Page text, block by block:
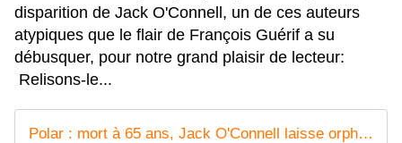
disparition de Jack O'Connell, un de ces auteurs
atypiques que le flair de François Guérif a su
débusquer, pour notre grand plaisir de lecteur:
Relisons-le...
Polar : mort à 65 ans, Jack O'Connell laisse orphelines les rues de Quinsigamond